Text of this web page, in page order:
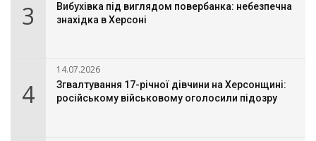
3
Вибухівка під виглядом повербанка: небезпечна
знахідка в Херсоні
4
14.07.2026
Згвалтування 17-річної дівчини на Херсонщині:
російському військовому оголосили підозру